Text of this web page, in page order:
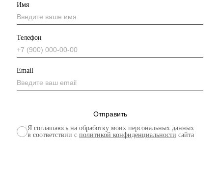
Имя
Телефон
Email
Я соглашаюсь на обработку моих персональных данных
в соответствии с политикой конфиденциальности сайта